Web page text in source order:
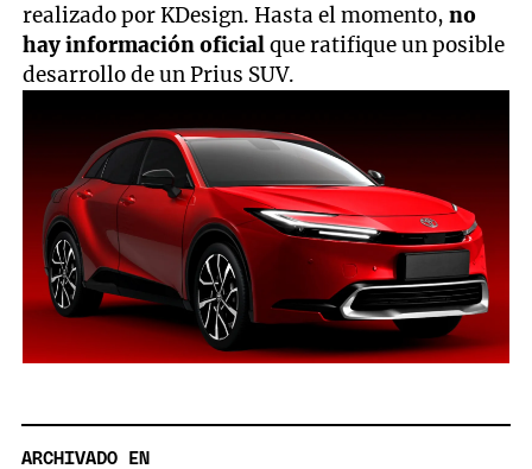
realizado por KDesign. Hasta el momento, no
hay información oficialque ratifique un posible
desarrollo de un Prius SUV.
ARCHIVADO EN